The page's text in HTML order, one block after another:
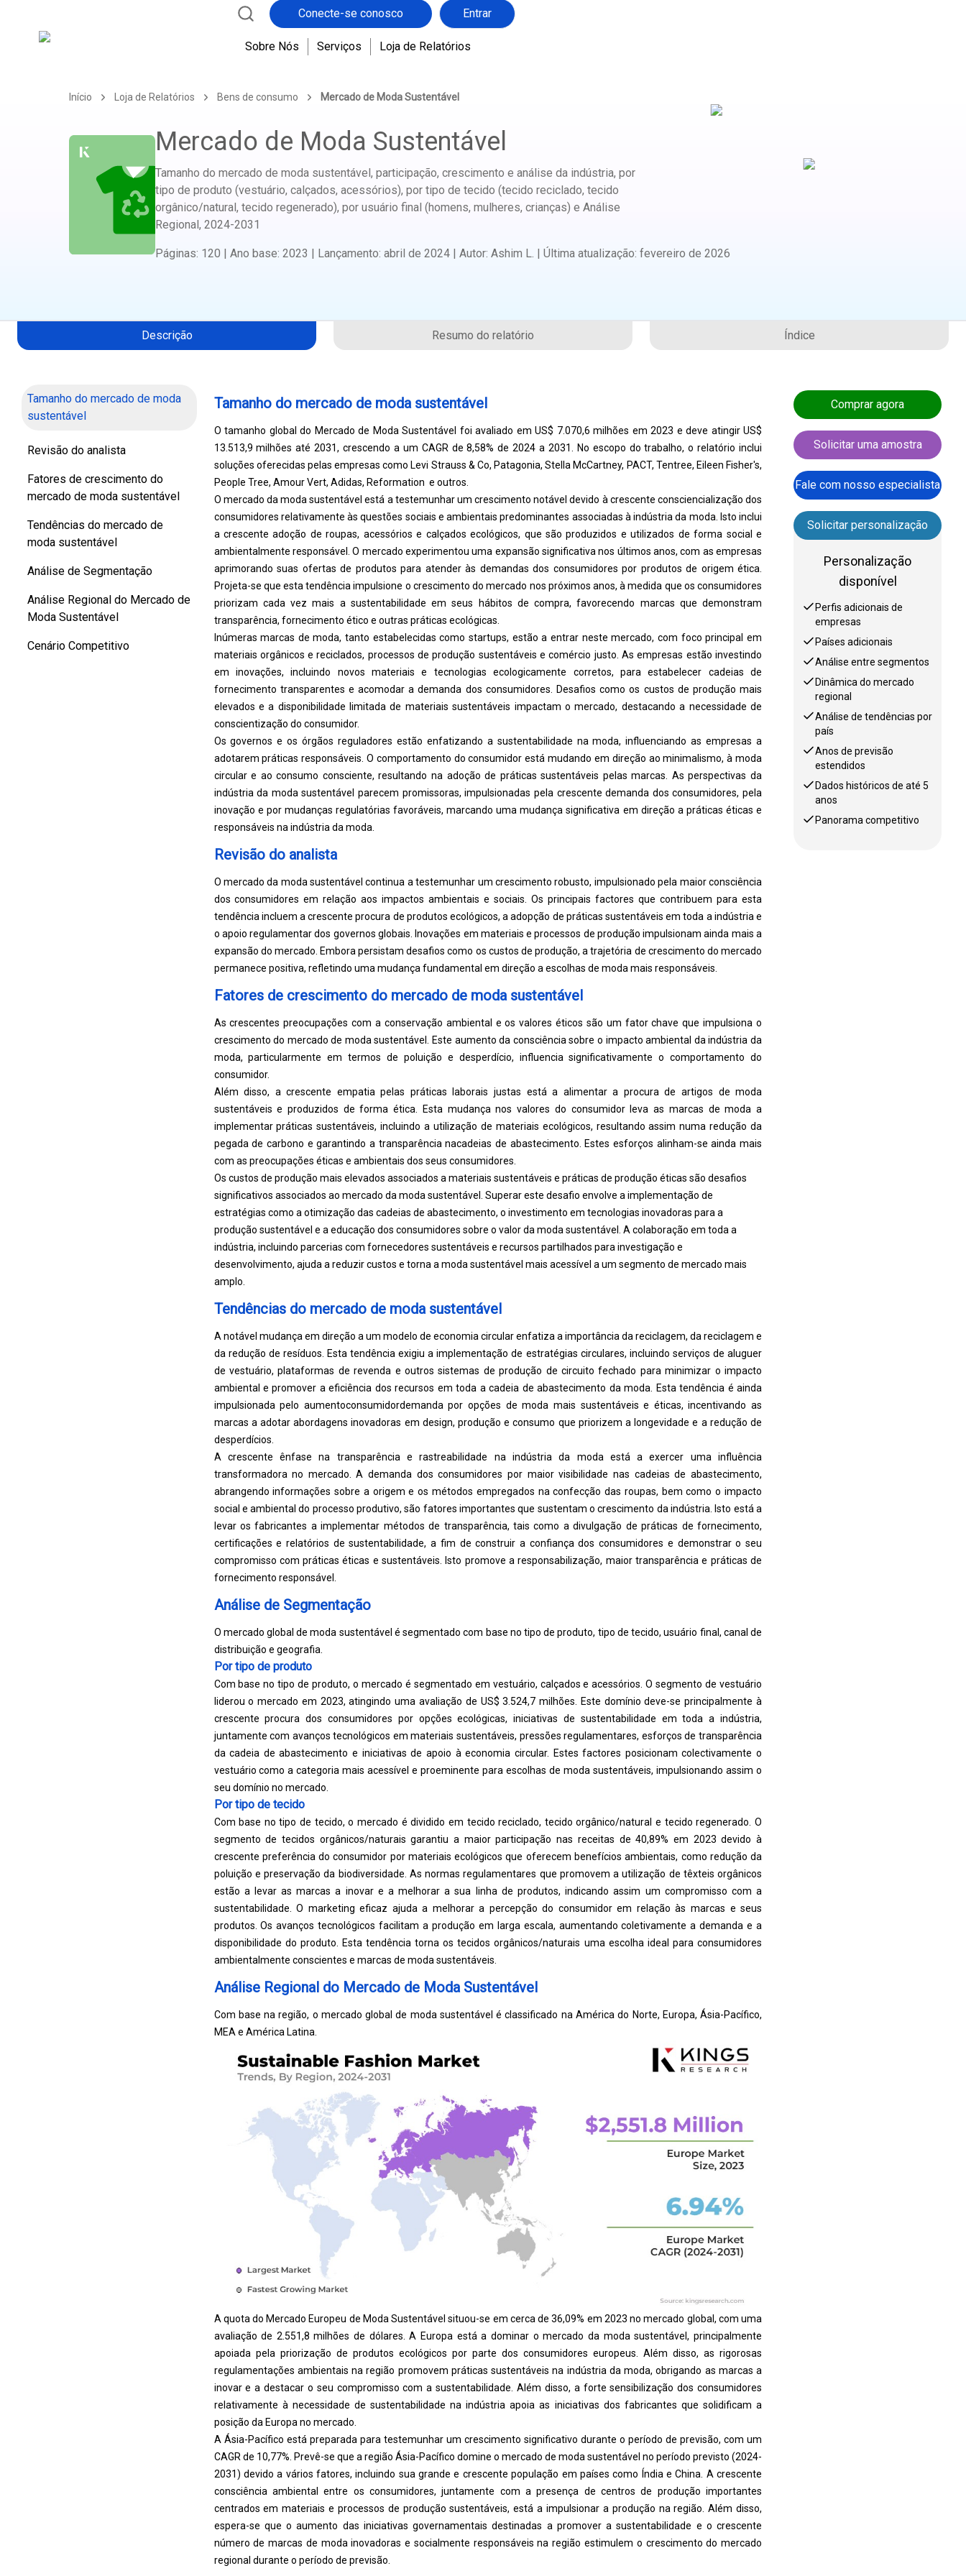
Conecte-se conosco Entrar
Sobre Nós Serviços Loja de Relatórios
Início Loja de Relatórios Bens de consumo Mercado de Moda Sustentável
Mercado de Moda Sustentável
Tamanho do mercado de moda sustentável, participação, crescimento e análise da indústria, por
tipo de produto (vestuário, calçados, acessórios), por tipo de tecido (tecido reciclado, tecido
orgânico/natural, tecido regenerado), por usuário final (homens, mulheres, crianças) e Análise
Regional, 2024-2031
Páginas: 120 | Ano base: 2023 | Lançamento: abril de 2024 | Autor: Ashim L. | Última atualização: fevereiro de 2026
Descrição Resumo do relatório Índice
Tamanho do mercado de moda
sustentável
Revisão do analista
Fatores de crescimento do
mercado de moda sustentável
Tendências do mercado de
moda sustentável
Análise de Segmentação
Análise Regional do Mercado de
Moda Sustentável
Cenário Competitivo
Tamanho do mercado de moda sustentável
O tamanho global do Mercado de Moda Sustentável foi avaliado em US$ 7.070,6 milhões em 2023 e deve atingir US$
13.513,9 milhões até 2031, crescendo a um CAGR de 8,58% de 2024 a 2031. No escopo do trabalho, o relatório inclui
soluções oferecidas pelas empresas como Levi Strauss & Co, Patagonia, Stella McCartney, PACT, Tentree, Eileen Fisher's,
People Tree, Amour Vert, Adidas, Reformation e outros.
O mercado da moda sustentável está a testemunhar um crescimento notável devido à crescente consciencialização dos
consumidores relativamente às questões sociais e ambientais predominantes associadas à indústria da moda. Isto inclui
a crescente adoção de roupas, acessórios e calçados ecológicos, que são produzidos e utilizados de forma social e
ambientalmente responsável. O mercado experimentou uma expansão significativa nos últimos anos, com as empresas
aprimorando suas ofertas de produtos para atender às demandas dos consumidores por produtos de origem ética.
Projeta-se que esta tendência impulsione o crescimento do mercado nos próximos anos, à medida que os consumidores
priorizam cada vez mais a sustentabilidade em seus hábitos de compra, favorecendo marcas que demonstram
transparência, fornecimento ético e outras práticas ecológicas.
Inúmeras marcas de moda, tanto estabelecidas como startups, estão a entrar neste mercado, com foco principal em
materiais orgânicos e reciclados, processos de produção sustentáveis ​​e comércio justo. As empresas estão investindo
em inovações, incluindo novos materiais e tecnologias ecologicamente corretos, para estabelecer cadeias de
fornecimento transparentes e acomodar a demanda dos consumidores. Desafios como os custos de produção mais
elevados e a disponibilidade limitada de materiais sustentáveis ​​impactam o mercado, destacando a necessidade de
conscientização do consumidor.
Os governos e os órgãos reguladores estão enfatizando a sustentabilidade na moda, influenciando as empresas a
adotarem práticas responsáveis. O comportamento do consumidor está mudando em direção ao minimalismo, à moda
circular e ao consumo consciente, resultando na adoção de práticas sustentáveis ​​pelas marcas. As perspectivas da
indústria da moda sustentável parecem promissoras, impulsionadas pela crescente demanda dos consumidores, pela
inovação e por mudanças regulatórias favoráveis, marcando uma mudança significativa em direção a práticas éticas e
responsáveis ​​na indústria da moda.
Revisão do analista
O mercado da moda sustentável continua a testemunhar um crescimento robusto, impulsionado pela maior consciência
dos consumidores em relação aos impactos ambientais e sociais. Os principais factores que contribuem para esta
tendência incluem a crescente procura de produtos ecológicos, a adopção de práticas sustentáveis ​​em toda a indústria e
o apoio regulamentar dos governos globais. Inovações em materiais e processos de produção impulsionam ainda mais a
expansão do mercado. Embora persistam desafios como os custos de produção, a trajetória de crescimento do mercado
permanece positiva, refletindo uma mudança fundamental em direção a escolhas de moda mais responsáveis.
Fatores de crescimento do mercado de moda sustentável
As crescentes preocupações com a conservação ambiental e os valores éticos são um fator chave que impulsiona o
crescimento do mercado de moda sustentável. Este aumento da consciência sobre o impacto ambiental da indústria da
moda, particularmente em termos de poluição e desperdício, influencia significativamente o comportamento do
consumidor.
Além disso, a crescente empatia pelas práticas laborais justas está a alimentar a procura de artigos de moda
sustentáveis ​​e produzidos de forma ética. Esta mudança nos valores do consumidor leva as marcas de moda a
implementar práticas sustentáveis, incluindo a utilização de materiais ecológicos, resultando assim numa redução da
pegada de carbono e garantindo a transparência nacadeias de abastecimento . Estes esforços alinham-se ainda mais
com as preocupações éticas e ambientais dos seus consumidores.
Os custos de produção mais elevados associados a materiais sustentáveis ​​e práticas de produção éticas são desafios
significativos associados ao mercado da moda sustentável. Superar este desafio envolve a implementação de
estratégias como a otimização das cadeias de abastecimento, o investimento em tecnologias inovadoras para a
produção sustentável e a educação dos consumidores sobre o valor da moda sustentável. A colaboração em toda a
indústria, incluindo parcerias com fornecedores sustentáveis ​​e recursos partilhados para investigação e
desenvolvimento, ajuda a reduzir custos e torna a moda sustentável mais acessível a um segmento de mercado mais
amplo.
Tendências do mercado de moda sustentável
A notável mudança em direção a um modelo de economia circular enfatiza a importância da reciclagem, da reciclagem e
da redução de resíduos. Esta tendência exigiu a implementação de estratégias circulares, incluindo serviços de aluguer
de vestuário, plataformas de revenda e outros sistemas de produção de circuito fechado para minimizar o impacto
ambiental e promover a eficiência dos recursos em toda a cadeia de abastecimento da moda. Esta tendência é ainda
impulsionada pelo aumentoconsumidordemanda por opções de moda mais sustentáveis ​​e éticas, incentivando as
marcas a adotar abordagens inovadoras em design, produção e consumo que priorizem a longevidade e a redução de
desperdícios.
A crescente ênfase na transparência e rastreabilidade na indústria da moda está a exercer uma influência
transformadora no mercado. A demanda dos consumidores por maior visibilidade nas cadeias de abastecimento,
abrangendo informações sobre a origem e os métodos empregados na confecção das roupas, bem como o impacto
social e ambiental do processo produtivo, são fatores importantes que sustentam o crescimento da indústria. Isto está a
levar os fabricantes a implementar métodos de transparência, tais como a divulgação de práticas de fornecimento,
certificações e relatórios de sustentabilidade, a fim de construir a confiança dos consumidores e demonstrar o seu
compromisso com práticas éticas e sustentáveis. Isto promove a responsabilização, maior transparência e práticas de
fornecimento responsável.
Análise de Segmentação
O mercado global de moda sustentável é segmentado com base no tipo de produto, tipo de tecido, usuário final, canal de
distribuição e geografia.
Por tipo de produto
Com base no tipo de produto, o mercado é segmentado em vestuário, calçados e acessórios. O segmento de vestuário
liderou o mercado em 2023, atingindo uma avaliação de US$ 3.524,7 milhões. Este domínio deve-se principalmente à
crescente procura dos consumidores por opções ecológicas, iniciativas de sustentabilidade em toda a indústria,
juntamente com avanços tecnológicos em materiais sustentáveis, pressões regulamentares, esforços de transparência
da cadeia de abastecimento e iniciativas de apoio à economia circular. Estes factores posicionam colectivamente o
vestuário como a categoria mais acessível e proeminente para escolhas de moda sustentáveis, impulsionando assim o
seu domínio no mercado.
Por tipo de tecido
Com base no tipo de tecido, o mercado é dividido em tecido reciclado, tecido orgânico/natural e tecido regenerado. O
segmento de tecidos orgânicos/naturais garantiu a maior participação nas receitas de 40,89% em 2023 devido à
crescente preferência do consumidor por materiais ecológicos que oferecem benefícios ambientais, como redução da
poluição e preservação da biodiversidade. As normas regulamentares que promovem a utilização de têxteis orgânicos
estão a levar as marcas a inovar e a melhorar a sua linha de produtos, indicando assim um compromisso com a
sustentabilidade. O marketing eficaz ajuda a melhorar a percepção do consumidor em relação às marcas e seus
produtos. Os avanços tecnológicos facilitam a produção em larga escala, aumentando coletivamente a demanda e a
disponibilidade do produto. Esta tendência torna os tecidos orgânicos/naturais uma escolha ideal para consumidores
ambientalmente conscientes e marcas de moda sustentáveis.
Análise Regional do Mercado de Moda Sustentável
Com base na região, o mercado global de moda sustentável é classificado na América do Norte, Europa, Ásia-Pacífico,
MEA e América Latina.
A quota do Mercado Europeu de Moda Sustentável situou-se em cerca de 36,09% em 2023 no mercado global, com uma
avaliação de 2.551,8 milhões de dólares. A Europa está a dominar o mercado da moda sustentável, principalmente
apoiada pela priorização de produtos ecológicos por parte dos consumidores europeus. Além disso, as rigorosas
regulamentações ambientais na região promovem práticas sustentáveis ​​na indústria da moda, obrigando as marcas a
inovar e a destacar o seu compromisso com a sustentabilidade. Além disso, a forte sensibilização dos consumidores
relativamente à necessidade de sustentabilidade na indústria apoia as iniciativas dos fabricantes que solidificam a
posição da Europa no mercado.
A Ásia-Pacífico está preparada para testemunhar um crescimento significativo durante o período de previsão, com um
CAGR de 10,77%. Prevê-se que a região Ásia-Pacífico domine o mercado de moda sustentável no período previsto (2024-
2031) devido a vários fatores, incluindo sua grande e crescente população em países como Índia e China. A crescente
consciência ambiental entre os consumidores, juntamente com a presença de centros de produção importantes
centrados em materiais e processos de produção sustentáveis, está a impulsionar a produção na região. Além disso,
espera-se que o aumento das iniciativas governamentais destinadas a promover a sustentabilidade e o crescente
número de marcas de moda inovadoras e socialmente responsáveis ​​na região estimulem o crescimento do mercado
regional durante o período de previsão.
Comprar agora
Solicitar uma amostra
Fale com nosso especialista
Solicitar personalização
Personalização
disponível
Perfis adicionais de
empresas
Países adicionais
Análise entre segmentos
Dinâmica do mercado
regional
Análise de tendências por
país
Anos de previsão
estendidos
Dados históricos de até 5
anos
Panorama competitivo